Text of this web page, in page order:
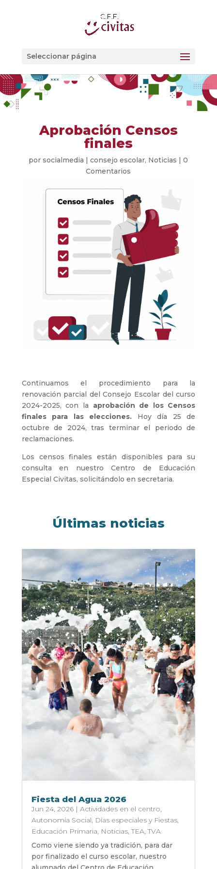
Seleccionar página
Aprobación Censos
finales
porsocialmedia |consejo escolar, Noticias |0
Comentarios
Continuamos el procedimiento para la
renovación parcial del Consejo Escolar del curso
2024-2025, con la aprobación de los Censos
finales para las elecciones. Hoy día 25 de
octubre de 2024, tras terminar el periodo de
reclamaciones.
Los censos finales están disponibles para su
consulta en nuestro Centro de Educación
Especial Civitas, solicitándolo en secretaria.
Últimas noticias
Fiesta del Agua 2026
Jun 24, 2026| Actividades en el centro,
Autonomía Social, Días especiales y Fiestas,
Educación Primaria, Noticias,TEA,TVA
Como viene siendo ya tradición, para dar
por finalizado el curso escolar, nuestro